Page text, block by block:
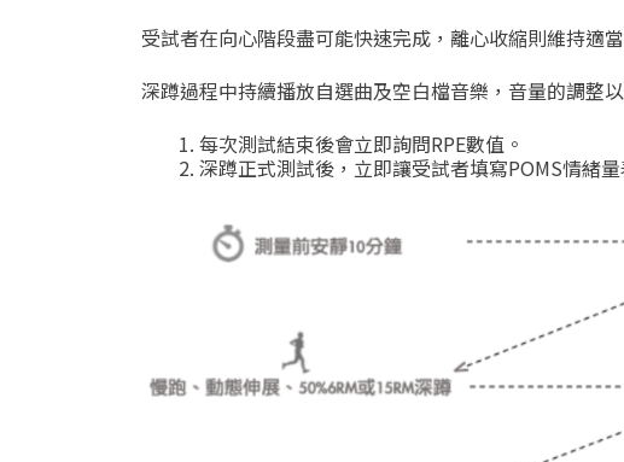
受試者在向心階段盡可能快速完成，離心收縮則維持適
深蹲過程中持續播放自選曲及空白檔音樂，音量的調整
每次測試結束後會立即詢問RPE數值。
深蹲正式測試後，立即讓受試者填寫POMS情緒量